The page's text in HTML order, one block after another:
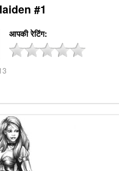
#1
आपकी रेटिंग